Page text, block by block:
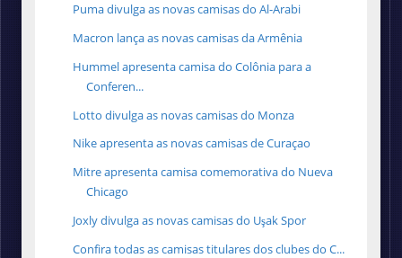
Puma divulga as novas camisas do Al-Arabi
Macron lança as novas camisas da Armênia
Hummel apresenta camisa do Colônia para a
Conferen...
Lotto divulga as novas camisas do Monza
Nike apresenta as novas camisas de Curaçao
Mitre apresenta camisa comemorativa do Nueva
Chicago
Joxly divulga as novas camisas do Uşak Spor
Confira todas as camisas titulares dos clubes do C...